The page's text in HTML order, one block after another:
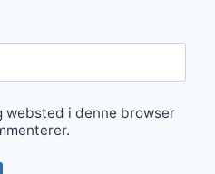
websted i denne browser